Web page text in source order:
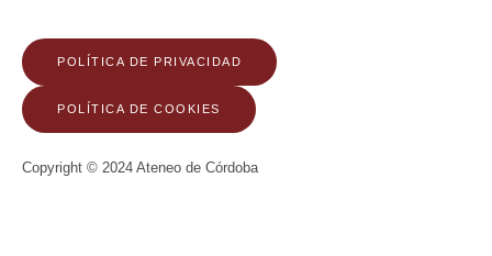
Copyright © 2024 Ateneo de Córdoba
POLÍTICA DE PRIVACIDAD
POLÍTICA DE COOKIES